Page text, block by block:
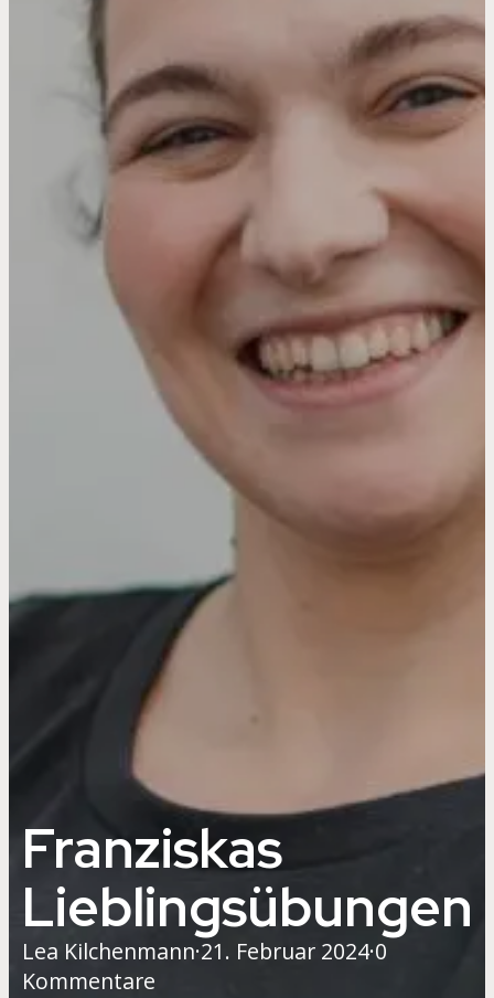
Franziskas
Lieblingsübungen
Lea Kilchenmann·21. Februar 2024·0
Kommentare